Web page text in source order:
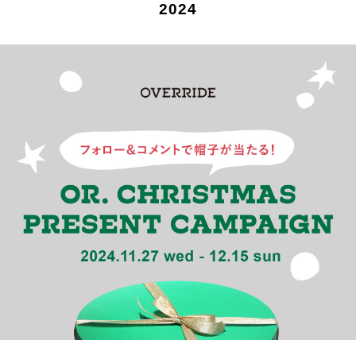
2024